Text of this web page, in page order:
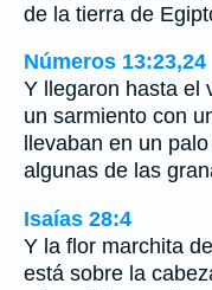
de la tierra de
Números 13:23,24
Y llegaron hasta el
un sarmiento con
llevaban en un
algunas de las
Isaías 28:4
Y la flor marchita
está sobre la